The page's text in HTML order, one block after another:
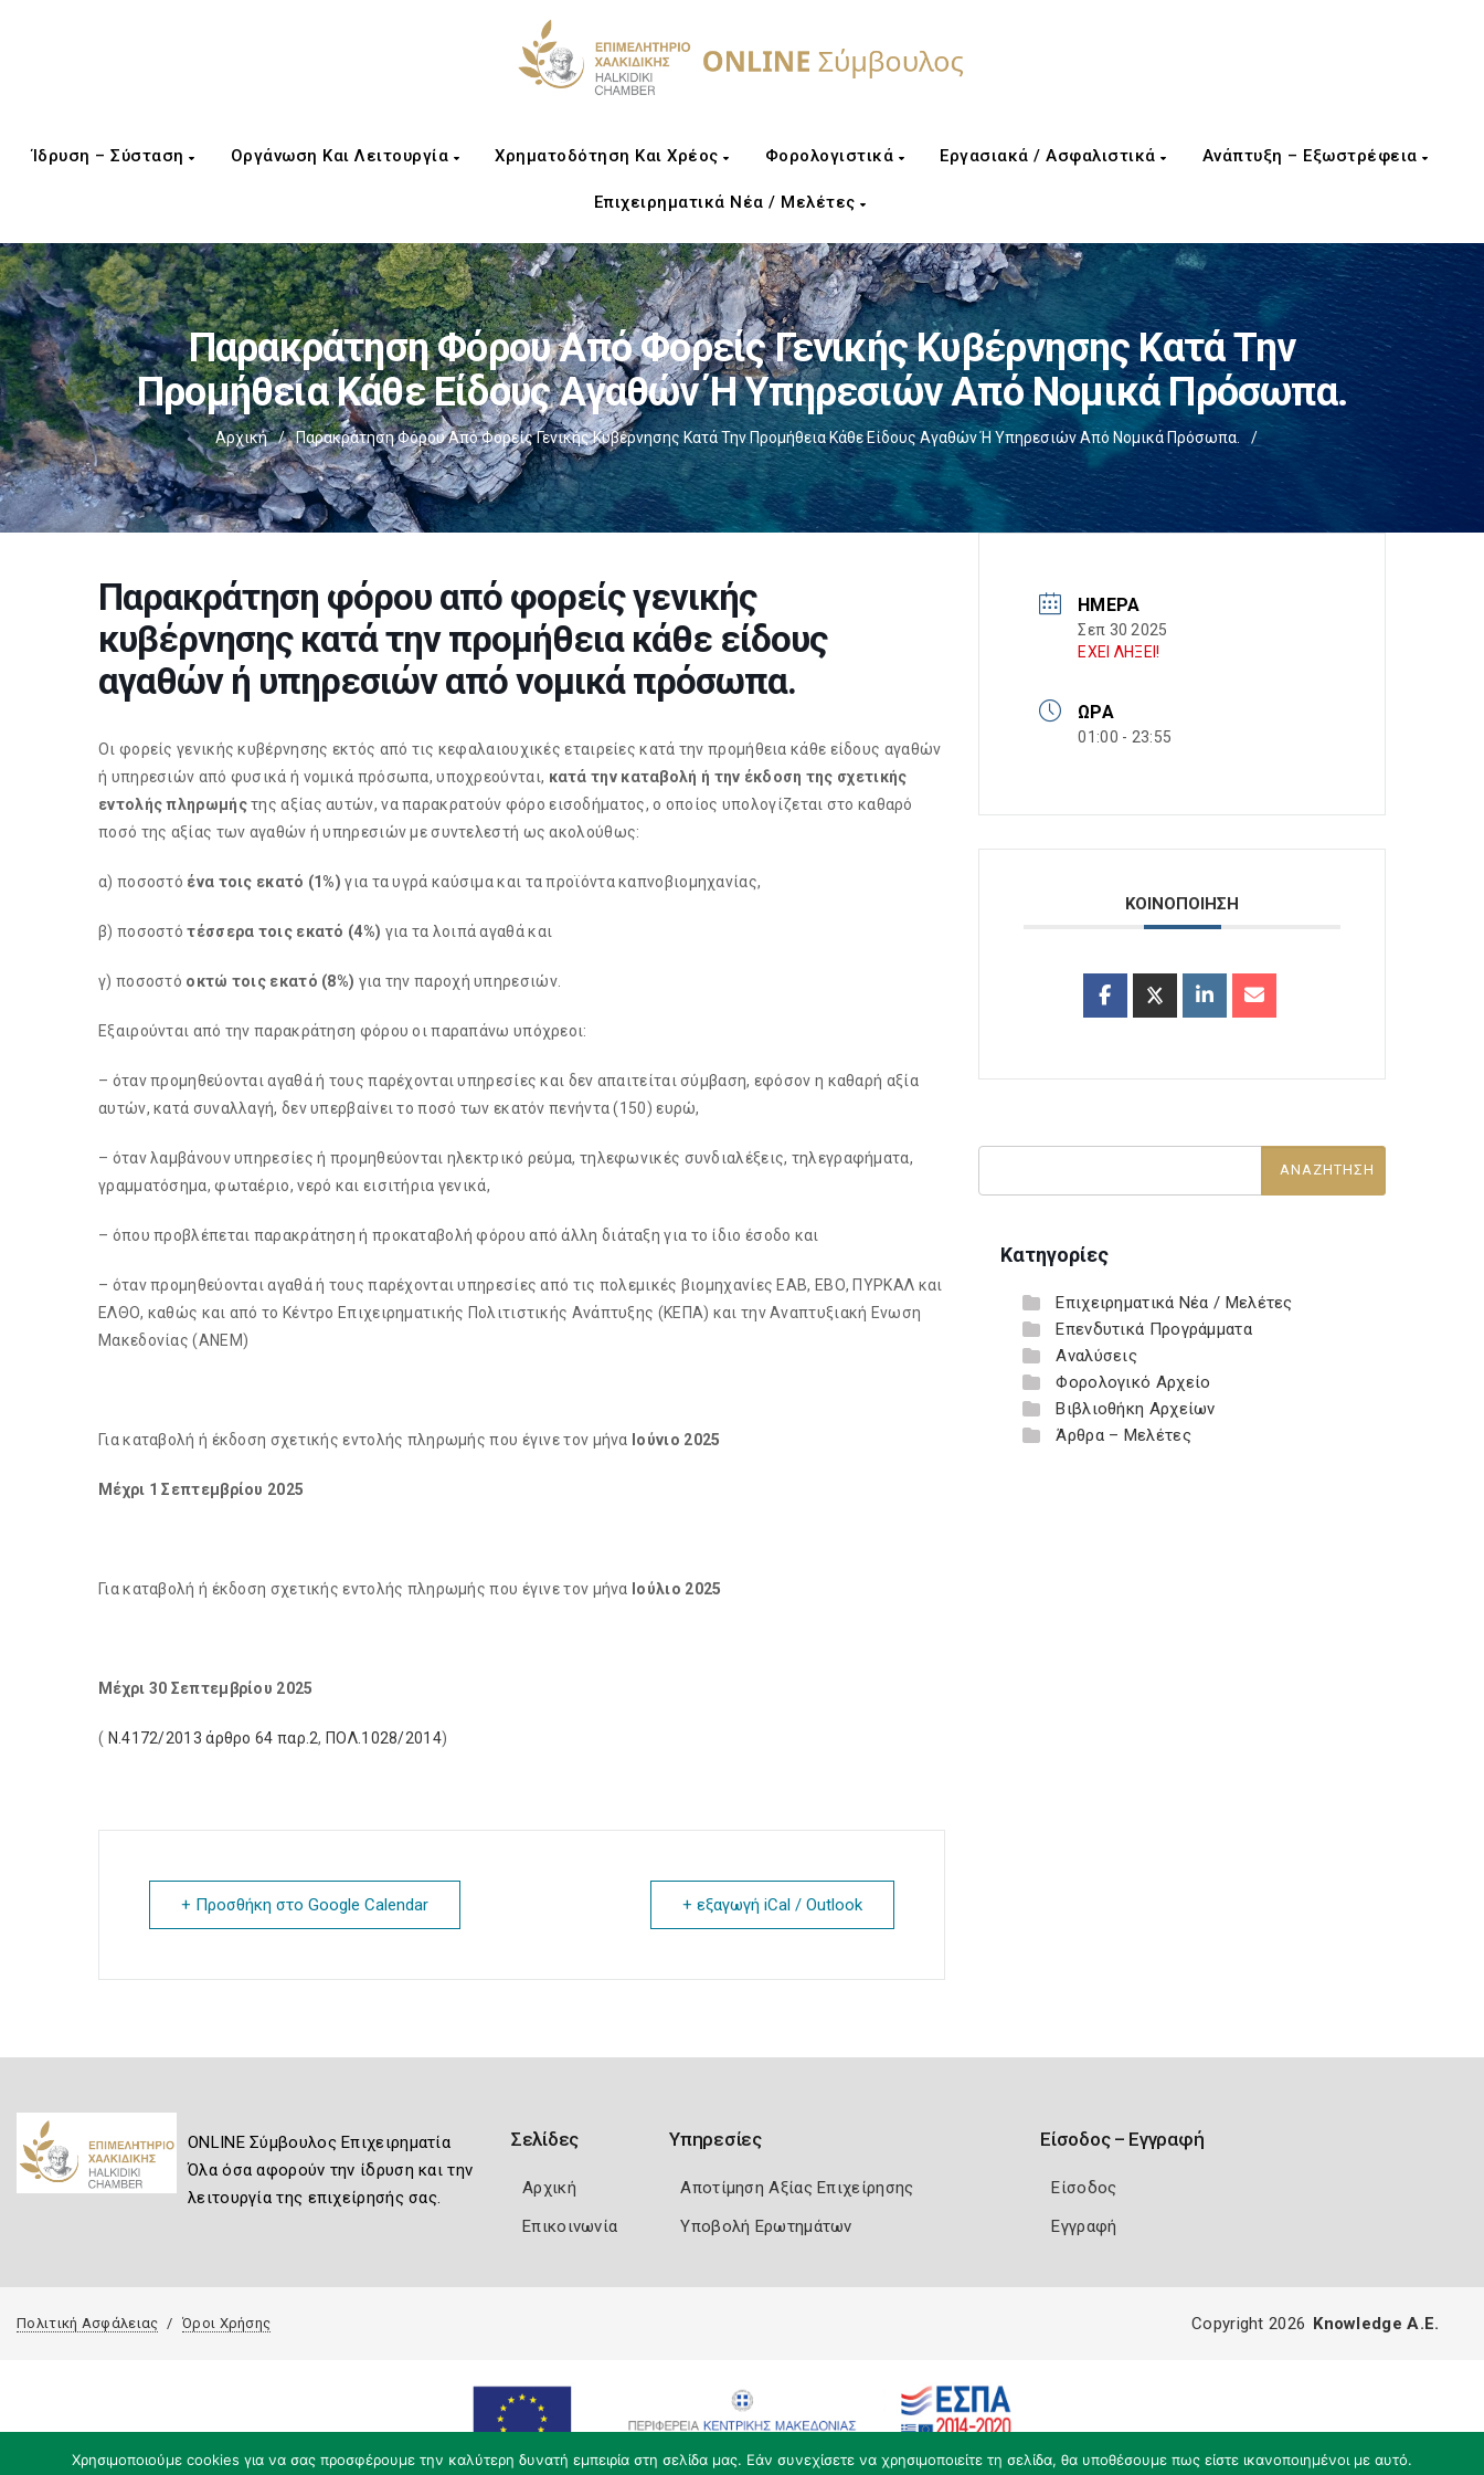
Ίδρυση – Σύσταση Οργάνωση Και Λειτουργία Χρηματοδότηση Και Χρέος Φορολογιστικά Εργασιακά / Ασφαλιστικά Ανάπτυξη – Εξωστρέφεια
Επιχειρηματικά Νέα / Μελέτες
Παρακράτηση Φόρου Από Φορείς Γενικής Κυβέρνησης Κατά Την
Προμήθεια Κάθε Είδους Αγαθών Ή Υπηρεσιών Από Νομικά Πρόσωπα.
Αρχική / Παρακράτηση Φόρου Από Φορείς Γενικής Κυβέρνησης Κατά Την Προμήθεια Κάθε Είδους Αγαθών Ή Υπηρεσιών Από Νομικά Πρόσωπα. /
Παρακράτηση φόρου από φορείς γενικής
κυβέρνησης κατά την προμήθεια κάθε είδους
αγαθών ή υπηρεσιών από νομικά πρόσωπα.
Οι φορείς γενικής κυβέρνησης εκτός από τις κεφαλαιουχικές εταιρείες κατά την προμήθεια κάθε είδους αγαθών
ή υπηρεσιών από φυσικά ή νομικά πρόσωπα, υποχρεούνται, κατά την καταβολή ή την έκδοση της σχετικής
εντολής πληρωμήςτης αξίας αυτών, να παρακρατούν φόρο εισοδήματος, ο οποίος υπολογίζεται στο καθαρό
ποσό της αξίας των αγαθών ή υπηρεσιών με συντελεστή ως ακολούθως:
α) ποσοστό ένα τοις εκατό (1%) για τα υγρά καύσιμα και τα προϊόντα καπνοβιομηχανίας,
β) ποσοστότέσσερα τοις εκατό (4%) για τα λοιπά αγαθά και
γ) ποσοστό οκτώ τοις εκατό (8%) για την παροχή υπηρεσιών.
Εξαιρούνται από την παρακράτηση φόρου οι παραπάνω υπόχρεοι:
– όταν προμηθεύονται αγαθά ή τους παρέχονται υπηρεσίες και δεν απαιτείται σύμβαση, εφόσον η καθαρή αξία
αυτών, κατά συναλλαγή, δεν υπερβαίνει το ποσό των εκατόν πενήντα (150) ευρώ,
– όταν λαμβάνουν υπηρεσίες ή προμηθεύονται ηλεκτρικό ρεύμα, τηλεφωνικές συνδιαλέξεις, τηλεγραφήματα,
γραμματόσημα, φωταέριο, νερό και εισιτήρια γενικά,
– όπου προβλέπεται παρακράτηση ή προκαταβολή φόρου από άλλη διάταξη για το ίδιο έσοδο και
– όταν προμηθεύονται αγαθά ή τους παρέχονται υπηρεσίες από τις πολεμικές βιομηχανίες ΕΑΒ, ΕΒΟ, ΠΥΡΚΑΛ και
ΕΛΘΟ, καθώς και από το Κέντρο Επιχειρηματικής Πολιτιστικής Ανάπτυξης (ΚΕΠΑ) και την Αναπτυξιακή Ενωση
Μακεδονίας (ΑΝΕΜ)
Για καταβολή ή έκδοση σχετικής εντολής πληρωμής που έγινε τον μήνα Ιούνιο 2025
Μέχρι 1 Σεπτεμβρίου 2025
Για καταβολή ή έκδοση σχετικής εντολής πληρωμής που έγινε τον μήνα Ιούλιο 2025
Μέχρι 30 Σεπτεμβρίου 2025
( Ν.4172/2013 άρθρο 64 παρ.2, ΠΟΛ.1028/2014)
+ Προσθήκη στο Google Calendar + εξαγωγή iCal / Outlook
ΗΜΈΡΑ
Σεπ 30 2025
ΕΧΕΙ ΛΗΞΕΙ!
ΏΡΑ
01:00 - 23:55
ΚΟΙΝΟΠΟΙΗΣΗ
Κατηγορίες
Επιχειρηματικά Νέα / Μελέτες
Επενδυτικά Προγράμματα
Αναλύσεις
Φορολογικό Αρχείο
Βιβλιοθήκη Αρχείων
Άρθρα – Μελέτες
ONLINE Σύμβουλος Επιχειρηματία
Όλα όσα αφορούν την ίδρυση και την
λειτουργία της επιχείρησής σας.
Σελίδες
Αρχική
Επικοινωνία
Υπηρεσίες
Αποτίμηση Αξίας Επιχείρησης
Υποβολή Ερωτημάτων
Είσοδος – Εγγραφή
Είσοδος
Εγγραφή
Πολιτική Ασφάλειας Όροι Χρήσης
Χρησιμοποιούμε cookies για να σας προσφέρουμε την καλύτερη δυνατή εμπειρία στη σελίδα μας. Εάν συνεχίσετε να χρησιμοποιείτε τη σελίδα, θα υποθέσουμε πως είστε ικανοποιημένοι με αυτό.
Copyright 2026 Knowledge A.E.